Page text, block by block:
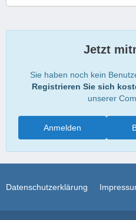
Jetzt
Sie haben noch kein
Registrieren Sie sich
unserer
Anmelden
Datenschutzerklärung